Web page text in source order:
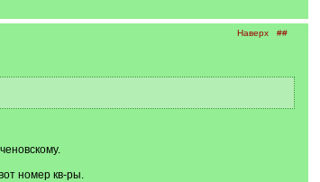
Наверх ##
номер кв-ры.